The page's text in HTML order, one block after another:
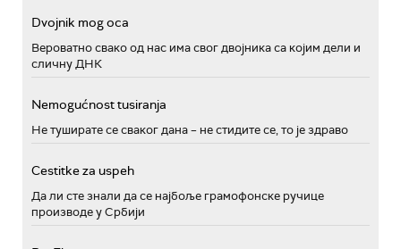
Dvojnik mog oca
Вероватно свако од нас има свог двојника са којим дели и
сличну ДНК
Nemogućnost tusiranja
Не туширате се сваког дана – не стидите се, то је здраво
Cestitke za uspeh
Да ли сте знали да се најбоље грамофонске ручице
производе у Србији